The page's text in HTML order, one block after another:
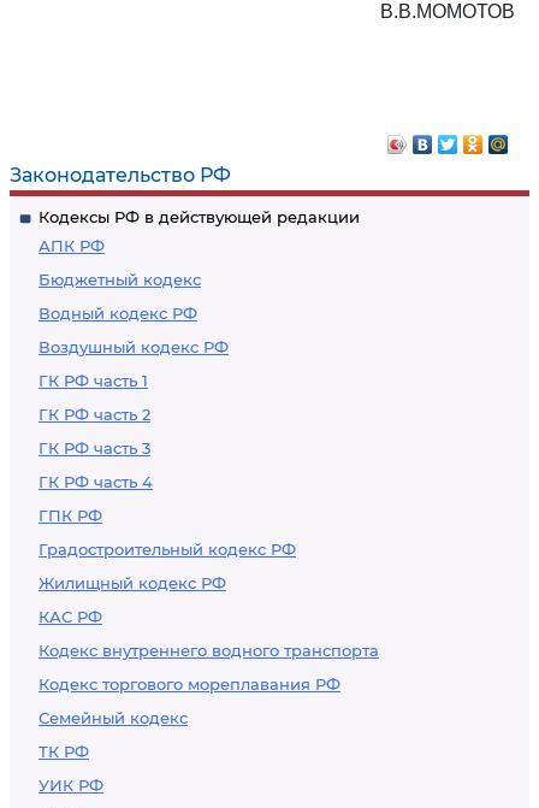
Законодательство РФ
Кодексы РФ в действующей редакции
АПК РФ
Бюджетный кодекс
Водный кодекс РФ
Воздушный кодекс РФ
ГК РФ часть 1
ГК РФ часть 2
ГК РФ часть 3
ГК РФ часть 4
ГПК РФ
Градостроительный кодекс РФ
Жилищный кодекс РФ
КАС РФ
Кодекс внутреннего водного транспорта
Кодекс торгового мореплавания РФ
Семейный кодекс
ТК РФ
УИК РФ
В.В.МОМОТОВ